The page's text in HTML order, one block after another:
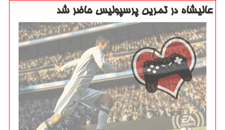
عالیشاه در تمرین پرسپولیس حاضر شد